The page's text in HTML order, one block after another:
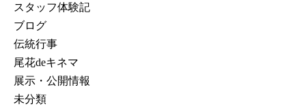
スタッフ体験記
ブログ
伝統行事
尾花deキネマ
展示・公開情報
未分類